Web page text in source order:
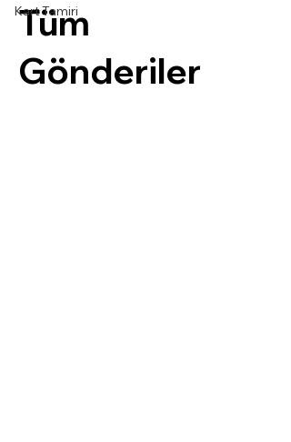
Kart Tamiri
Tüm
Gönderiler